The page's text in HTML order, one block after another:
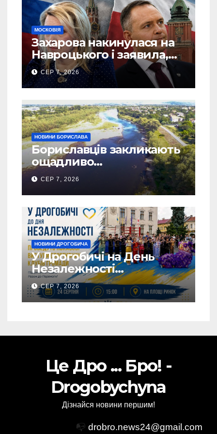
МОСКОВІЯ
Захарова накинулася на
Навроцького і заявила,
що Польща зобов’язана
існуванням Сталіну
СЕР 7, 2026
НОВИНИ БОРИСЛАВА
Бориславців закликають
ощадливо
використовувати воду
СЕР 7, 2026
НОВИНИ ДРОГОБИЧА
У Дрогобичі на День
Незалежності
виступатимуть спортивні
клубів громадии
СЕР 7, 2026
Це Дро ... Бро! -
Drogobychyna
Дізнайся новини першим!
📭 drobro.news24@gmail.com